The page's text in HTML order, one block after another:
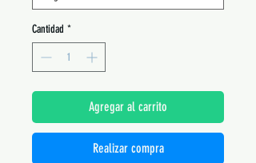
Cantidad *
Agregar al carrito
Realizar compra